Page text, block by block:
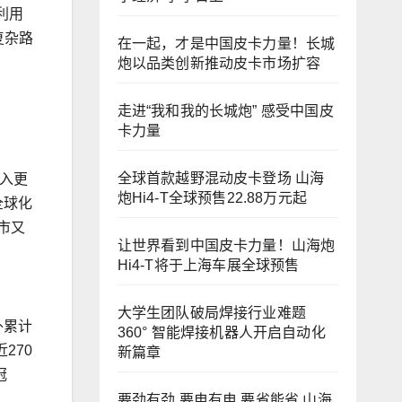
用
杂路
更
球化
又
累计
270
在一起，才是中国皮卡力量！长城
炮以品类创新推动皮卡市场扩容
走进“我和我的长城炮” 感受中国皮
卡力量
全球首款越野混动皮卡登场 山海
炮Hi4-T全球预售22.88万元起
让世界看到中国皮卡力量！山海炮
Hi4-T将于上海车展全球预售
大学生团队破局焊接行业难题
360° 智能焊接机器人开启自动化
新篇章